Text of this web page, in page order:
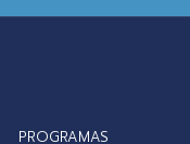
PROGRAMAS